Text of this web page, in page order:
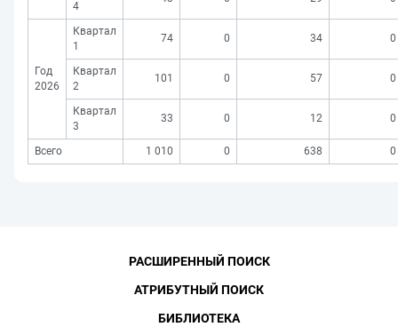
4
Год
2026
Квартал
1
74 0 34 0
Квартал
2
101 0 57 0
Квартал
3
33 0 12 0
Всего 1 010 0 638 0
РАСШИРЕННЫЙ ПОИСК
АТРИБУТНЫЙ ПОИСК
БИБЛИОТЕКА